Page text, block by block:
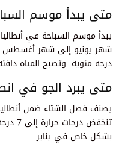
متى يبدأ موسم
يبدأ موسم السباحة في
درجة مئوية. وتصبح المياه
متى يبرد الجو في
يصنف فصل الشتاء ضمن
بشكل خاص في يناير.